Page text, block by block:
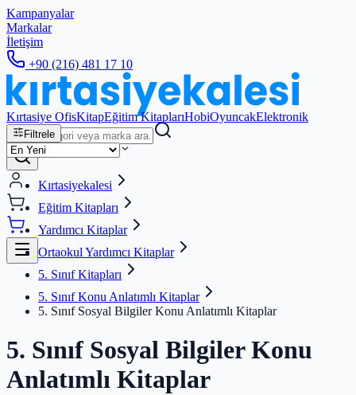
Kampanyalar
Markalar
İletişim
+90 (216) 481 17 10
Kırtasiye OfisKitapEğitim KitaplarıHobiOyuncakElektronik
Filtrele
Kırtasiyekalesi
Eğitim Kitapları
Yardımcı Kitaplar
Ortaokul Yardımcı Kitaplar
5. Sınıf Kitapları
5. Sınıf Konu Anlatımlı Kitaplar
5. Sınıf Sosyal Bilgiler Konu Anlatımlı Kitaplar
5. Sınıf Sosyal Bilgiler Konu
Anlatımlı Kitaplar